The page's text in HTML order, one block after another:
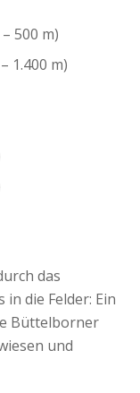
500 m)
1.400 m)
das
die Felder: Ein
Büttelborner
und